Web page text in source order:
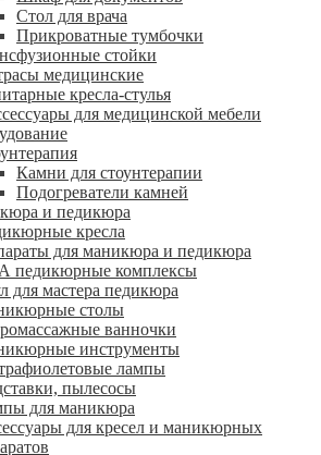
Стол для врача
Прикроватные тумбочки
стойки
медицинские
кресла-стулья
для медицинской мебели
Камни для стоунтерапии
Подогреватели камней
и педикюра
кресла
для маникюра и педикюра
педикюрные комплексы
для мастера педикюра
столы
ванночки
инструменты
лампы
пылесосы
для маникюра
для кресел и маникюрных